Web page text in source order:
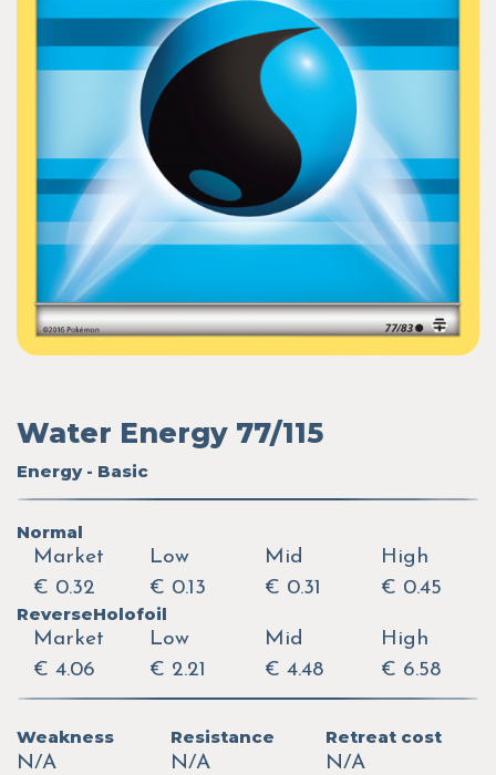
Water Energy 77/115
Energy - Basic
Normal
Market
€ 0.32
Low
€ 0.13
Mid
€ 0.31
High
€ 0.45
ReverseHolofoil
Market
€ 4.06
Low
€ 2.21
Mid
€ 4.48
High
€ 6.58
Weakness
N/A
Resistance
N/A
Retreat cost
N/A